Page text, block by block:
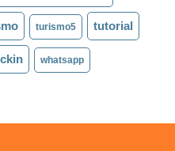
turismo5 tutorial
whatsapp